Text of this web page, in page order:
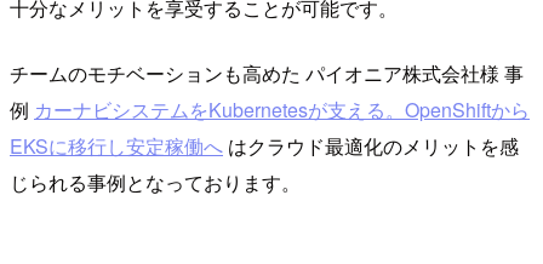
十分なメリットを享受することが可能です。
チームのモチベーションも高めた パイオニア株式会社様 事
例 カーナビシステムをKubernetesが支える。OpenShiftから
EKSに移行し安定稼働へ はクラウド最適化のメリットを感
じられる事例となっております。